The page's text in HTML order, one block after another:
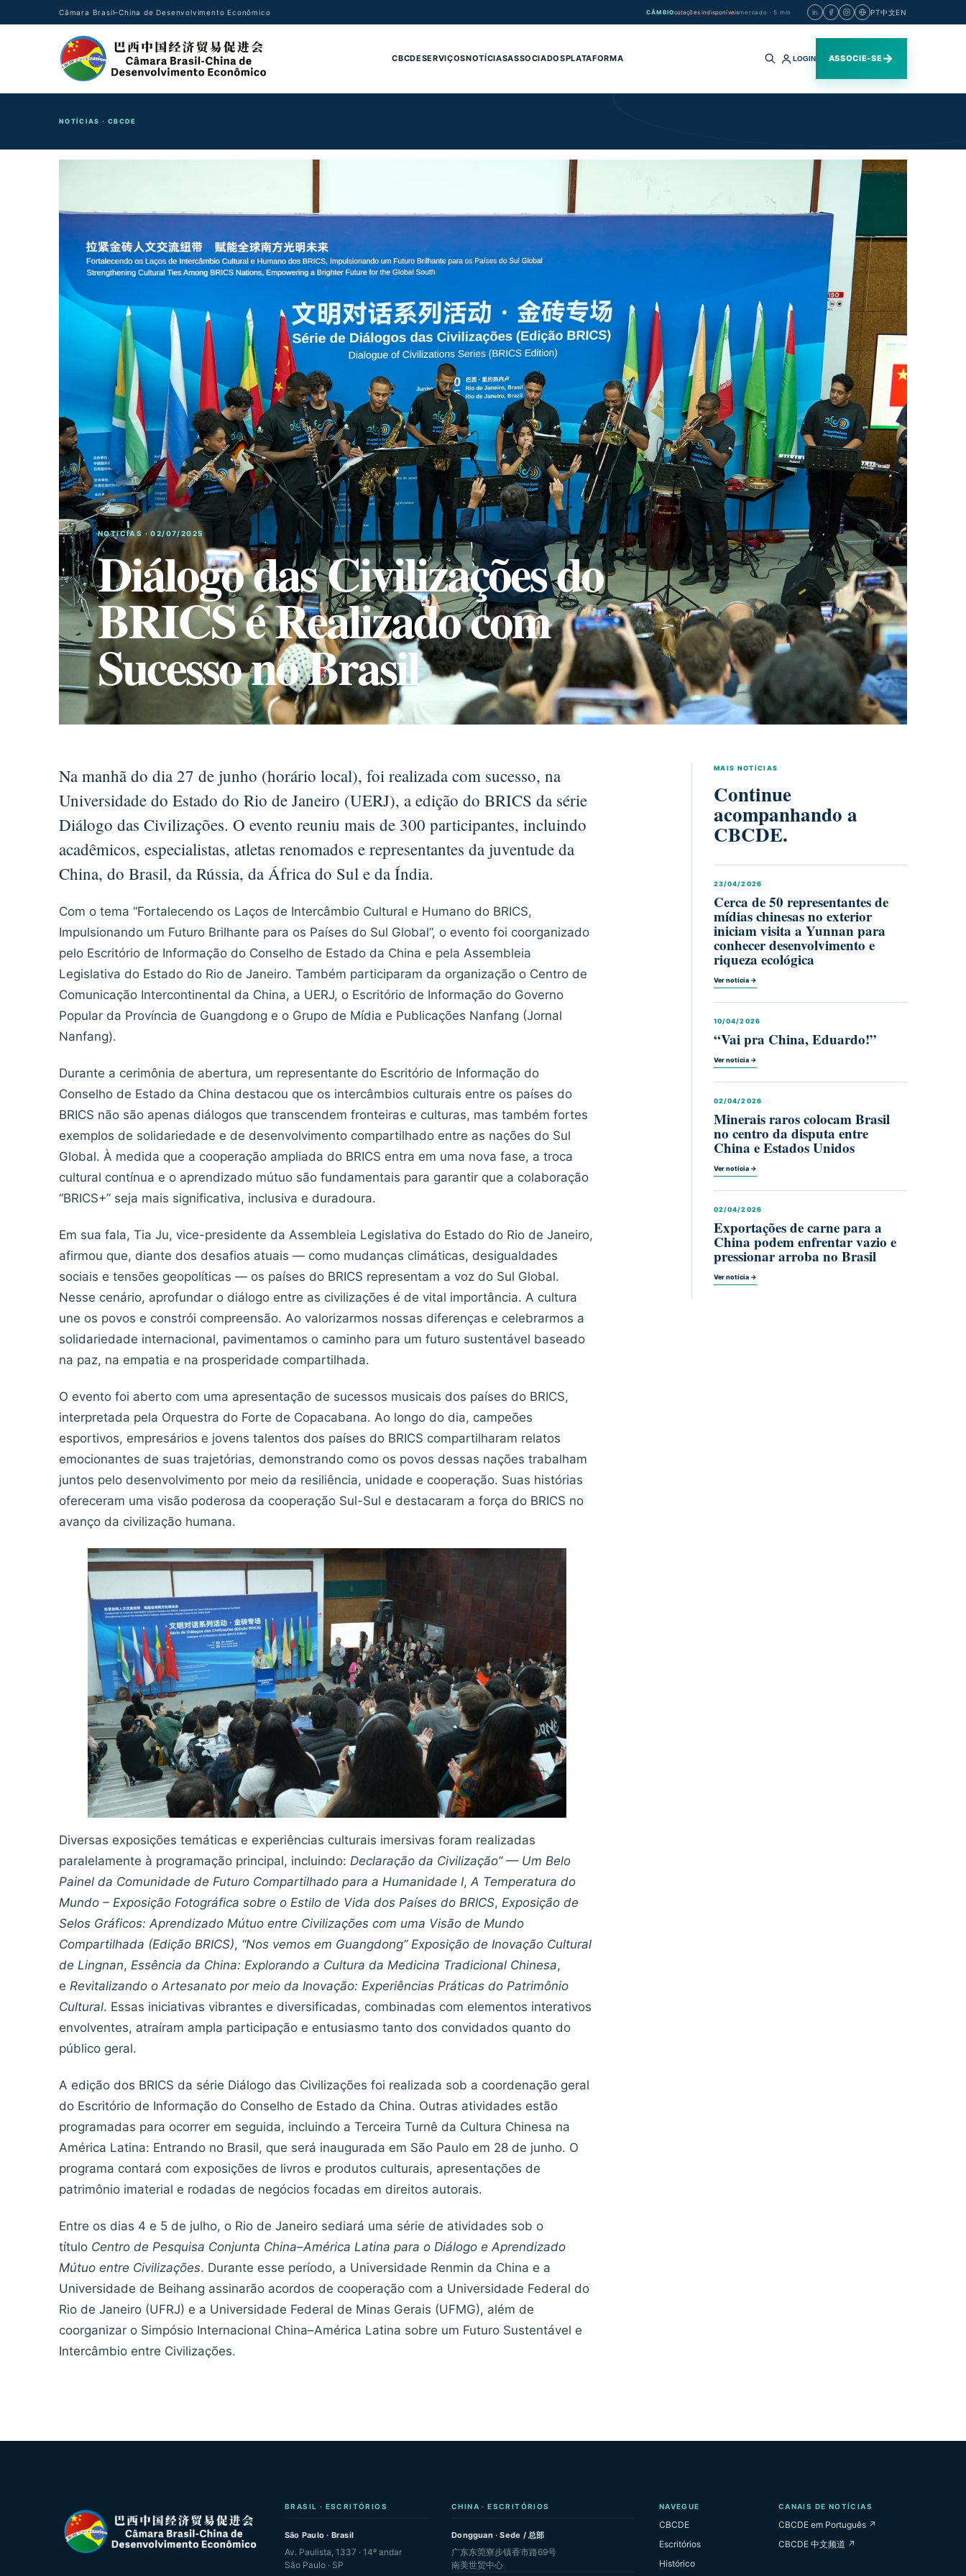
Câmara Brasil–China de Desenvolvimento Econômico CÂMBIOcotações indisponíveismercado · 5 min PT中文EN
CBCDESERVIÇOSNOTÍCIASASSOCIADOSPLATAFORMA
Buscar
site
LOGIN ASSOCIE-SE→
NOTÍCIAS · CBCDE
NOTíCIAS · 02/07/2025
Diálogo das Civilizações do
BRICS é Realizado com
Sucesso no Brasil
Na manhã do dia 27 de junho (horário local), foi realizada com sucesso, na
Universidade do Estado do Rio de Janeiro (UERJ), a edição do BRICS da série
Diálogo das Civilizações. O evento reuniu mais de 300 participantes, incluindo
acadêmicos, especialistas, atletas renomados e representantes da juventude da
China, do Brasil, da Rússia, da África do Sul e da Índia.
Com o tema “Fortalecendo os Laços de Intercâmbio Cultural e Humano do BRICS,
Impulsionando um Futuro Brilhante para os Países do Sul Global”, o evento foi coorganizado
pelo Escritório de Informação do Conselho de Estado da China e pela Assembleia
Legislativa do Estado do Rio de Janeiro. Também participaram da organização o Centro de
Comunicação Intercontinental da China, a UERJ, o Escritório de Informação do Governo
Popular da Província de Guangdong e o Grupo de Mídia e Publicações Nanfang (Jornal
Nanfang).
Durante a cerimônia de abertura, um representante do Escritório de Informação do
Conselho de Estado da China destacou que os intercâmbios culturais entre os países do
BRICS não são apenas diálogos que transcendem fronteiras e culturas, mas também fortes
exemplos de solidariedade e de desenvolvimento compartilhado entre as nações do Sul
Global. À medida que a cooperação ampliada do BRICS entra em uma nova fase, a troca
cultural contínua e o aprendizado mútuo são fundamentais para garantir que a colaboração
“BRICS+” seja mais significativa, inclusiva e duradoura.
Em sua fala, Tia Ju, vice-presidente da Assembleia Legislativa do Estado do Rio de Janeiro,
afirmou que, diante dos desafios atuais — como mudanças climáticas, desigualdades
sociais e tensões geopolíticas — os países do BRICS representam a voz do Sul Global.
Nesse cenário, aprofundar o diálogo entre as civilizações é de vital importância. A cultura
une os povos e constrói compreensão. Ao valorizarmos nossas diferenças e celebrarmos a
solidariedade internacional, pavimentamos o caminho para um futuro sustentável baseado
na paz, na empatia e na prosperidade compartilhada.
O evento foi aberto com uma apresentação de sucessos musicais dos países do BRICS,
interpretada pela Orquestra do Forte de Copacabana. Ao longo do dia, campeões
esportivos, empresários e jovens talentos dos países do BRICS compartilharam relatos
emocionantes de suas trajetórias, demonstrando como os povos dessas nações trabalham
juntos pelo desenvolvimento por meio da resiliência, unidade e cooperação. Suas histórias
ofereceram uma visão poderosa da cooperação Sul-Sul e destacaram a força do BRICS no
avanço da civilização humana.
Diversas exposições temáticas e experiências culturais imersivas foram realizadas
paralelamente à programação principal, incluindo: Declaração da Civilização” — Um Belo
Painel da Comunidade de Futuro Compartilhado para a Humanidade I, A Temperatura do
Mundo – Exposição Fotográfica sobre o Estilo de Vida dos Países do BRICS, Exposição de
Selos Gráficos: Aprendizado Mútuo entre Civilizações com uma Visão de Mundo
Compartilhada (Edição BRICS), “Nos vemos em Guangdong” Exposição de Inovação Cultural
de Lingnan, Essência da China: Explorando a Cultura da Medicina Tradicional Chinesa,
e Revitalizando o Artesanato por meio da Inovação: Experiências Práticas do Patrimônio
Cultural. Essas iniciativas vibrantes e diversificadas, combinadas com elementos interativos
envolventes, atraíram ampla participação e entusiasmo tanto dos convidados quanto do
público geral.
A edição dos BRICS da série Diálogo das Civilizações foi realizada sob a coordenação geral
do Escritório de Informação do Conselho de Estado da China. Outras atividades estão
programadas para ocorrer em seguida, incluindo a Terceira Turnê da Cultura Chinesa na
América Latina: Entrando no Brasil, que será inaugurada em São Paulo em 28 de junho. O
programa contará com exposições de livros e produtos culturais, apresentações de
patrimônio imaterial e rodadas de negócios focadas em direitos autorais.
Entre os dias 4 e 5 de julho, o Rio de Janeiro sediará uma série de atividades sob o
título Centro de Pesquisa Conjunta China–América Latina para o Diálogo e Aprendizado
Mútuo entre Civilizações. Durante esse período, a Universidade Renmin da China e a
Universidade de Beihang assinarão acordos de cooperação com a Universidade Federal do
Rio de Janeiro (UFRJ) e a Universidade Federal de Minas Gerais (UFMG), além de
coorganizar o Simpósio Internacional China–América Latina sobre um Futuro Sustentável e
Intercâmbio entre Civilizações.
MAIS NOTÍCIAS
Continue
acompanhando a
CBCDE.
23/04/2026
Cerca de 50 representantes de
mídias chinesas no exterior
iniciam visita a Yunnan para
conhecer desenvolvimento e
riqueza ecológica
Ver notícia →
10/04/2026
“Vai pra China, Eduardo!”
Ver notícia →
02/04/2026
Minerais raros colocam Brasil
no centro da disputa entre
China e Estados Unidos
Ver notícia →
02/04/2026
Exportações de carne para a
China podem enfrentar vazio e
pressionar arroba no Brasil
Ver notícia →
BRASIL · ESCRITÓRIOS
São Paulo · Brasil
Av. Paulista, 1337 · 14º andar
São Paulo · SP
CHINA · ESCRITÓRIOS
Dongguan · Sede / 总部
广东东莞寮步镇香市路69号
南美世贸中心
NAVEGUE
CBCDE
Escritórios
Histórico
CANAIS DE NOTÍCIAS
CBCDE em Português ↗
CBCDE 中文频道 ↗